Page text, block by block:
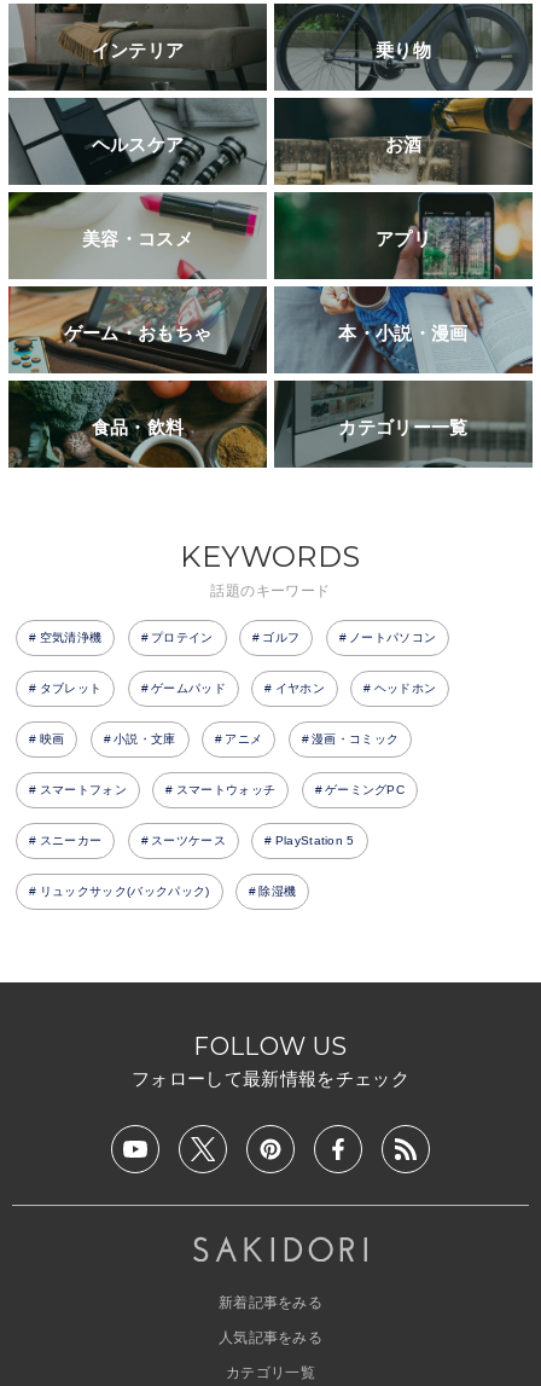
インテリア 乗り物
ヘルスケア お酒
美容・コスメ アプリ
ゲーム・おもちゃ 本・小説・漫画
食品・飲料 カテゴリー一覧
KEYWORDS
話題のキーワード
空気清浄機 プロテイン ゴルフ ノートパソコン
タブレット ゲームパッド イヤホン ヘッドホン
映画 小説・文庫 アニメ 漫画・コミック
スマートフォン スマートウォッチ ゲーミングPC
スニーカー スーツケース PlayStation 5
リュックサック(バックパック) 除湿機
FOLLOW US
フォローして最新情報をチェック
新着記事をみる
人気記事をみる
カテゴリ一覧